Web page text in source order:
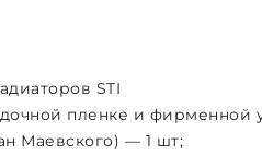
STI
пленке и фирменной
Маевского) — 1 шт;